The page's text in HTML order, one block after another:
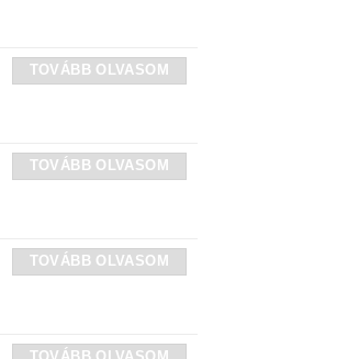
TOVÁBB OLVASOM
TOVÁBB OLVASOM
TOVÁBB OLVASOM